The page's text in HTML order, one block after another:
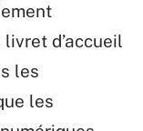
d’accueil
les
les